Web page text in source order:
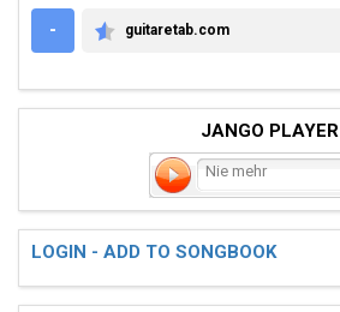
-
GUITARETAB.COM
guitaretab.com
JANGO PLAYER
Nie mehr
LOGIN - ADD TO SONGBOOK